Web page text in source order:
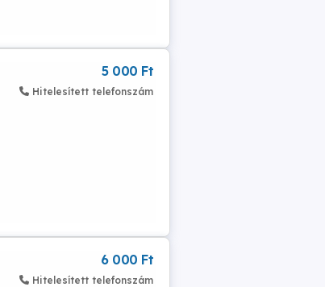
5 000 Ft
Hitelesített telefonszám
6 000 Ft
Hitelesített telefonszám